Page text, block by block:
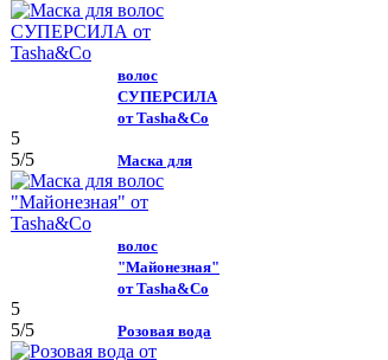
волос
СУПЕРСИЛА
от Tasha&Co
5
5/5 Маска для
волос
"Майонезная"
от Tasha&Co
5
5/5 Розовая вода